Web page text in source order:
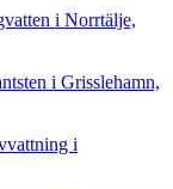
i Norrtälje,
i Grisslehamn,
i